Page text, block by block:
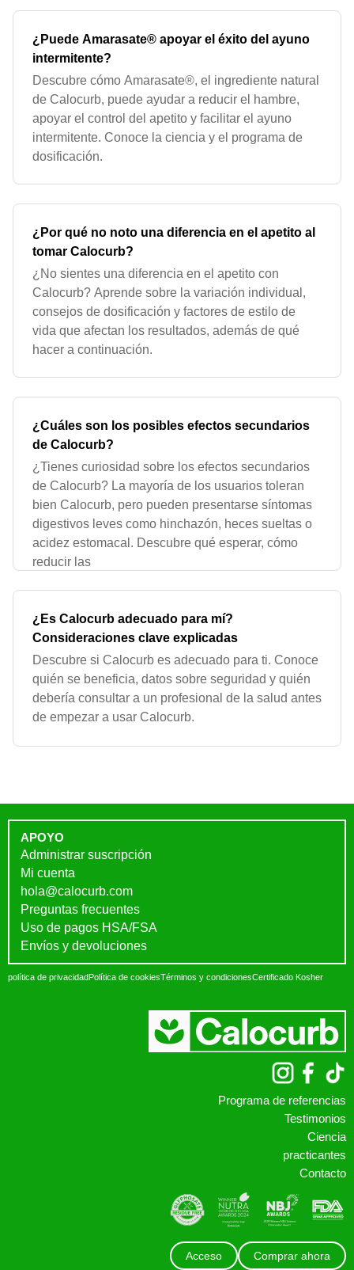
¿Puede Amarasate® apoyar el éxito del ayuno
intermitente?
Descubre cómo Amarasate®, el ingrediente natural
de Calocurb, puede ayudar a reducir el hambre,
apoyar el control del apetito y facilitar el ayuno
intermitente. Conoce la ciencia y el programa de
dosificación.
¿Por qué no noto una diferencia en el apetito al
tomar Calocurb?
¿No sientes una diferencia en el apetito con
Calocurb? Aprende sobre la variación individual,
consejos de dosificación y factores de estilo de
vida que afectan los resultados, además de qué
hacer a continuación.
¿Cuáles son los posibles efectos secundarios
de Calocurb?
¿Tienes curiosidad sobre los efectos secundarios
de Calocurb? La mayoría de los usuarios toleran
bien Calocurb, pero pueden presentarse síntomas
digestivos leves como hinchazón, heces sueltas o
acidez estomacal. Descubre qué esperar, cómo
reducir las
¿Es Calocurb adecuado para mí?
Consideraciones clave explicadas
Descubre si Calocurb es adecuado para ti. Conoce
quién se beneficia, datos sobre seguridad y quién
debería consultar a un profesional de la salud antes
de empezar a usar Calocurb.
APOYO
Administrar suscripción
Mi cuenta
hola@calocurb.com
Preguntas frecuentes
Uso de pagos HSA/FSA
Envíos y devoluciones
política de privacidadPolítica de cookiesTérminos y condicionesCertificado Kosher
Programa de referencias
Testimonios
Ciencia
practicantes
Contacto
Acceso Comprar ahora